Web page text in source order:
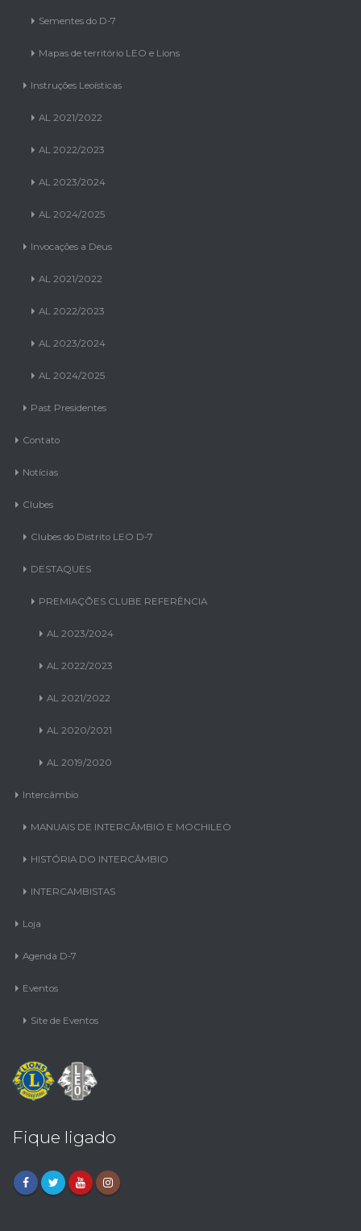
Sementes do D-7
Mapas de território LEO e Lions
Instruções Leoísticas
AL 2021/2022
AL 2022/2023
AL 2023/2024
AL 2024/2025
Invocações a Deus
AL 2021/2022
AL 2022/2023
AL 2023/2024
AL 2024/2025
Past Presidentes
Contato
Notícias
Clubes
Clubes do Distrito LEO D-7
DESTAQUES
PREMIAÇÕES CLUBE REFERÊNCIA
AL 2023/2024
AL 2022/2023
AL 2021/2022
AL 2020/2021
AL 2019/2020
Intercâmbio
MANUAIS DE INTERCÂMBIO E MOCHILEO
HISTÓRIA DO INTERCÂMBIO
INTERCAMBISTAS
Loja
Agenda D-7
Eventos
Site de Eventos
Fique ligado